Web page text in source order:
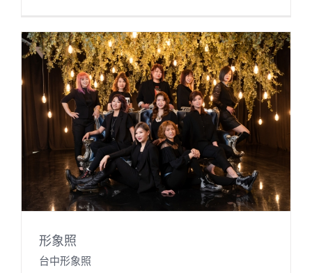
形象照
台中形象照